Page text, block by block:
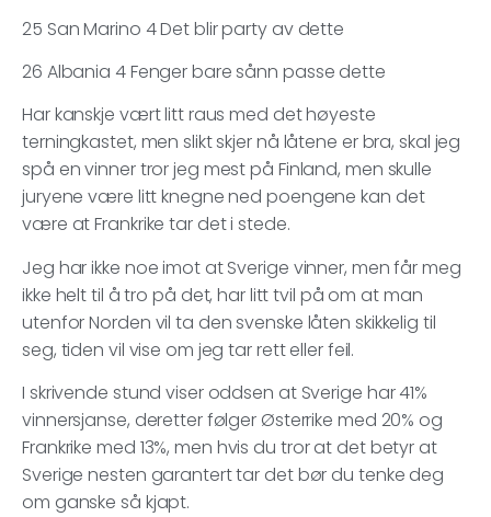
25 San Marino 4 Det blir party av dette
26 Albania 4 Fenger bare sånn passe dette
Har kanskje vært litt raus med det høyeste
terningkastet, men slikt skjer nå låtene er bra, skal jeg
spå en vinner tror jeg mest på Finland, men skulle
juryene være litt knegne ned poengene kan det
være at Frankrike tar det i stede.
Jeg har ikke noe imot at Sverige vinner, men får meg
ikke helt til å tro på det, har litt tvil på om at man
utenfor Norden vil ta den svenske låten skikkelig til
seg, tiden vil vise om jeg tar rett eller feil.
I skrivende stund viser oddsen at Sverige har 41%
vinnersjanse, deretter følger Østerrike med 20% og
Frankrike med 13%, men hvis du tror at det betyr at
Sverige nesten garantert tar det bør du tenke deg
om ganske så kjapt.